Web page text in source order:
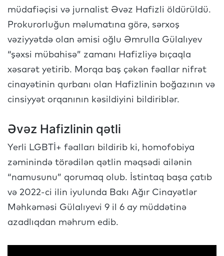
müdafiəçisi və jurnalist Əvəz Hafizli öldürüldü.
Prokurorluğun məlumatına görə, sərxoş
vəziyyətdə olan əmisi oğlu Əmrulla Gülalıyev
“şəxsi mübahisə” zamanı Hafizliyə bıçaqla
xəsarət yetirib. Morqa baş çəkən fəallar nifrət
cinayətinin qurbanı olan Hafizlinin boğazının və
cinsiyyət orqanının kəsildiyini bildiriblər.
Əvəz Hafizlinin qətli
Yerli LGBTİ+ fəalları bildirib ki, homofobiya
zəminində törədilən qətlin məqsədi ailənin
“namusunu” qorumaq olub. İstintaq başa çatıb
və 2022-ci ilin iyulunda Bakı Ağır Cinayətlər
Məhkəməsi Gülalıyevi 9 il 6 ay müddətinə
azadlıqdan məhrum edib.